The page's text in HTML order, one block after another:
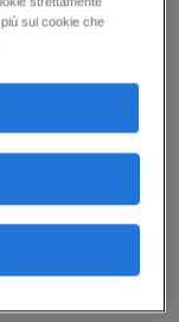
Con il nostro
checking,
ostacoli.
aperto
per
necessari per
appunti.
sui cookie che